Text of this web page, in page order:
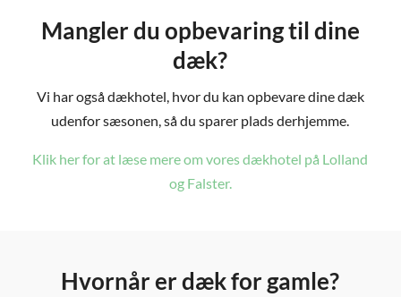
Mangler du opbevaring til dine
dæk?
Vi har også dækhotel, hvor du kan opbevare dine dæk
udenfor sæsonen, så du sparer plads derhjemme.
Klik her for at læse mere om vores dækhotel på Lolland
og Falster.
Hvornår er dæk for gamle?